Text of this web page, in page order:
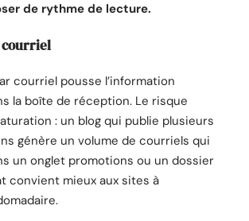
de rythme de lecture.
courriel
courriel pousse l’information
la boîte de réception. Le risque
: un blog qui publie plusieurs
génère un volume de courriels qui
un onglet promotions ou un dossier
convient mieux aux sites à